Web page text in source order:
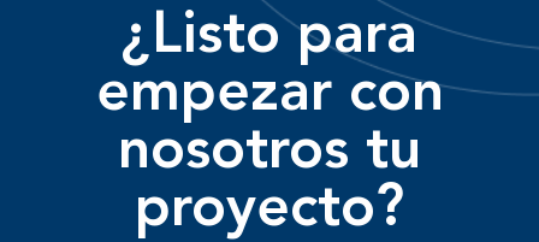
¿Listo para
empezar con
nosotros tu
proyecto?